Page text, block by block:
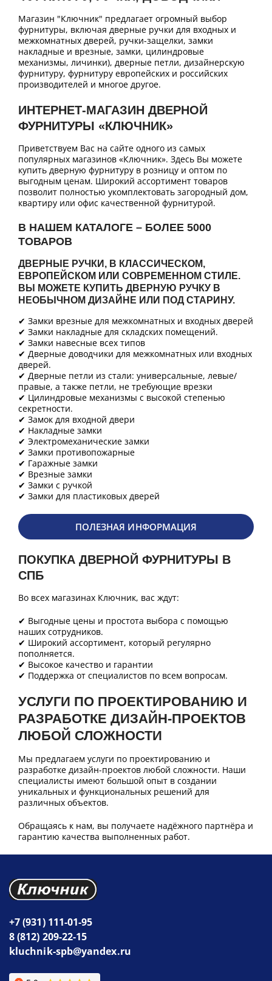
Магазин "Ключник" предлагает огромный выбор
фурнитуры, включая дверные ручки для входных и
межкомнатных дверей, ручки-защелки, замки
накладные и врезные, замки, цилиндровые
механизмы, личинки), дверные петли, дизайнерскую
фурнитуру, фурнитуру европейских и российских
производителей и многое другое.
ИНТЕРНЕТ-МАГАЗИН ДВЕРНОЙ
ФУРНИТУРЫ «КЛЮЧНИК»
Приветствуем Вас на сайте одного из самых
популярных магазинов «Ключник». Здесь Вы можете
купить дверную фурнитуру в розницу и оптом по
выгодным ценам. Широкий ассортимент товаров
позволит полностью укомплектовать загородный дом,
квартиру или офис качественной фурнитурой.
В НАШЕМ КАТАЛОГЕ – БОЛЕЕ 5000
ТОВАРОВ
ДВЕРНЫЕ РУЧКИ, В КЛАССИЧЕСКОМ,
ЕВРОПЕЙСКОМ ИЛИ СОВРЕМЕННОМ СТИЛЕ.
ВЫ МОЖЕТЕ КУПИТЬ ДВЕРНУЮ РУЧКУ В
НЕОБЫЧНОМ ДИЗАЙНЕ ИЛИ ПОД СТАРИНУ.
✔ Замки врезные для межкомнатных и входных дверей
✔ Замки накладные для складских помещений.
✔ Замки навесные всех типов
✔ Дверные доводчики для межкомнатных или входных
дверей.
✔ Дверные петли из стали: универсальные, левые/
правые, а также петли, не требующие врезки
✔ Цилиндровые механизмы с высокой степенью
секретности.
✔ Замок для входной двери
✔ Накладные замки
✔ Электромеханические замки
✔ Замки противопожарные
✔ Гаражные замки
✔ Врезные замки
✔ Замки с ручкой
✔ Замки для пластиковых дверей
ПОЛЕЗНАЯ ИНФОРМАЦИЯ
ПОКУПКА ДВЕРНОЙ ФУРНИТУРЫ В
СПБ
Во всех магазинах Ключник, вас ждут:
✔ Выгодные цены и простота выбора с помощью
наших сотрудников.
✔ Широкий ассортимент, который регулярно
пополняется.
✔ Высокое качество и гарантии
✔ Поддержка от специалистов по всем вопросам.
УСЛУГИ ПО ПРОЕКТИРОВАНИЮ И
РАЗРАБОТКЕ ДИЗАЙН-ПРОЕКТОВ
ЛЮБОЙ СЛОЖНОСТИ
Мы предлагаем услуги по проектированию и
разработке дизайн-проектов любой сложности. Наши
специалисты имеют большой опыт в создании
уникальных и функциональных решений для
различных объектов.
Обращаясь к нам, вы получаете надёжного партнёра и
гарантию качества выполненных работ.
+7 (931) 111-01-95
8 (812) 209-22-15
kluchnik-spb@yandex.ru